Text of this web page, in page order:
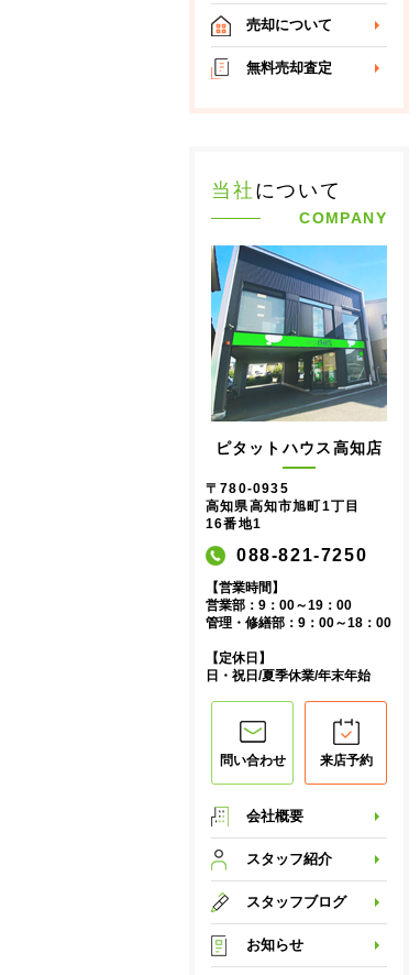
売却について
無料売却査定
当社 について
COMPANY
ピタットハウス高知店
〒780-0935
高知県高知市旭町1丁目
16番地1
088-821-7250
【営業時間】
営業部：9：00～19：00
管理・修繕部：9：00～18：00
【定休日】
日・祝日/夏季休業/年末年始
問い合わせ 来店予約
会社概要
スタッフ紹介
スタッフブログ
お知らせ